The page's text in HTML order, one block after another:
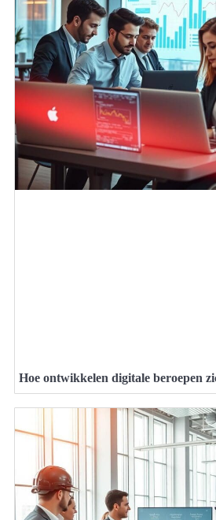
Hoe ontwikkelen digitale beroepen